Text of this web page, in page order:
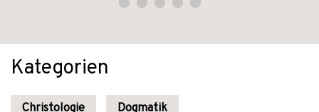
Kategorien
Christologie Dogmatik